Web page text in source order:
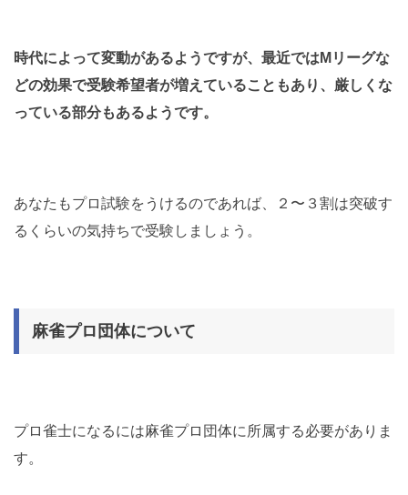
時代によって変動があるようですが、最近ではMリーグな
どの効果で受験希望者が増えていることもあり、厳しくな
っている部分もあるようです。
あなたもプロ試験をうけるのであれば、２〜３割は突破す
るくらいの気持ちで受験しましょう。
麻雀プロ団体について
プロ雀士になるには麻雀プロ団体に所属する必要がありま
す。